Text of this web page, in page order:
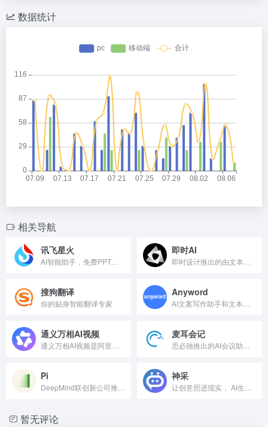
数据统计
相关导航
讯飞星火 即时AI
搜狗翻译
你的贴身智能翻译专家
Anyword
通义万相AI视频 麦耳会记
Pi 神采
暂无评论